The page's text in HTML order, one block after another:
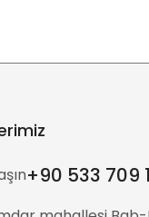
+90 533 709